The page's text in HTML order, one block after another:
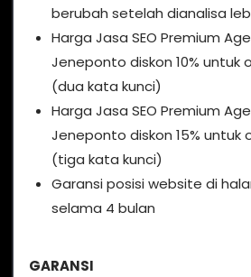
berubah setelah dianalisa
Harga Jasa SEO Premium
Jeneponto diskon 10% untuk
(dua kata kunci)
Harga Jasa SEO Premium
Jeneponto diskon 15% untuk
(tiga kata kunci)
Garansi posisi website di
selama 4 bulan
GARANSI